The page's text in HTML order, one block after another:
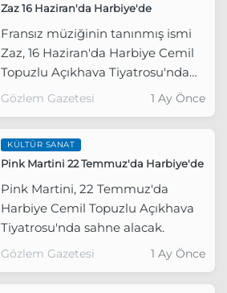
Zaz 16 Haziran'da Harbiye'de
Fransız müziğinin tanınmış ismi
Zaz, 16 Haziran'da Harbiye Cemil
Topuzlu Açıkhava Tiyatrosu'nda
sahne alacak.
Gözlem Gazetesi 1 Ay Önce
KÜLTÜR SANAT
Pink Martini 22 Temmuz'da Harbiye'de
Pink Martini, 22 Temmuz'da
Harbiye Cemil Topuzlu Açıkhava
Tiyatrosu'nda sahne alacak.
Gözlem Gazetesi 1 Ay Önce